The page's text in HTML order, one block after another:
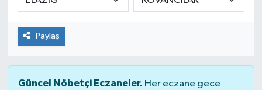
Paylaş
Güncel Nöbetçi Eczaneler. Her eczane gece